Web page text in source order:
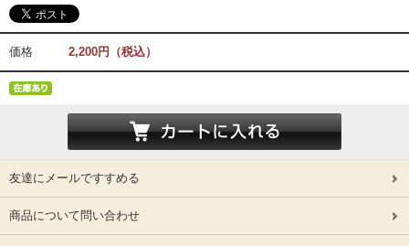
価格 2,200円（税込）
友達にメールですすめる
商品について問い合わせ